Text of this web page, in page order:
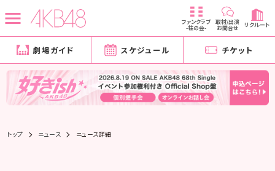
ファンクラブ
-柱の会-
取材/出演
お問合せ リクルート
劇場ガイド スケジュール チケット
トップ ニュース ニュース詳細